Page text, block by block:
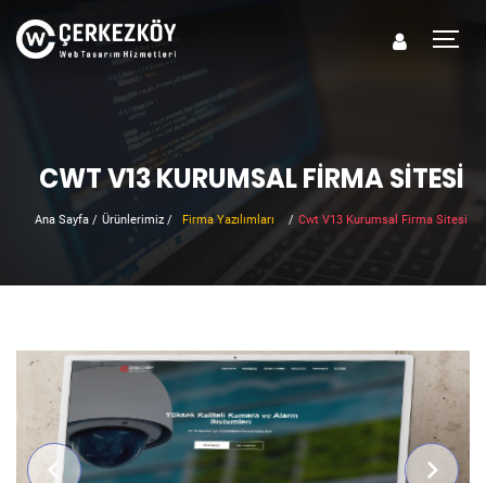
CWT V13 KURUMSAL FIRMA SITESI
Ana Sayfa / Ürünlerimiz / Firma Yazılımları / Cwt V13 Kurumsal Firma Sitesi